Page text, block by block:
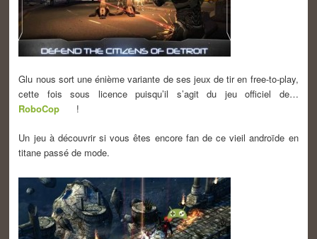
Glu nous sort une énième variante de ses jeux de tir en free-to-play,
cette fois sous licence puisqu’il s’agit du jeu officiel de…
RoboCop
!
Un jeu à découvrir si vous êtes encore fan de ce vieil androïde en
titane passé de mode.